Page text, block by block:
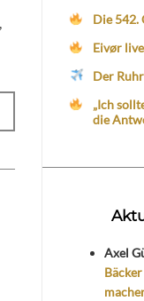
Die 542.
Eivør
Der
„Ich
die
Axel